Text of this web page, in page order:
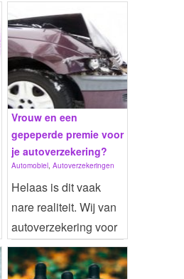
Vrouw en een
gepeperde premie voor
je autoverzekering?
Automobiel Autoverzekeringen
Helaas is dit vaak
nare realiteit. Wij van
autoverzekering voor
vrouwen kunnen v...
Website | Meer info...